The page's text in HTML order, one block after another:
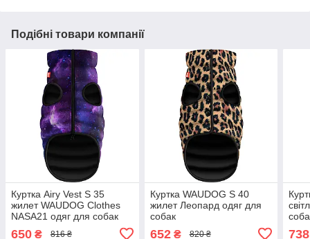
Подібні товари компанії
Куртка Airy Vest S 35
жилет WAUDOG Clothes
NASA21 одяг для собак
650 ₴ 816 ₴
Куртка WAUDOG S 40
жилет Леопард одяг для
собак
652₴ 820 ₴ 738